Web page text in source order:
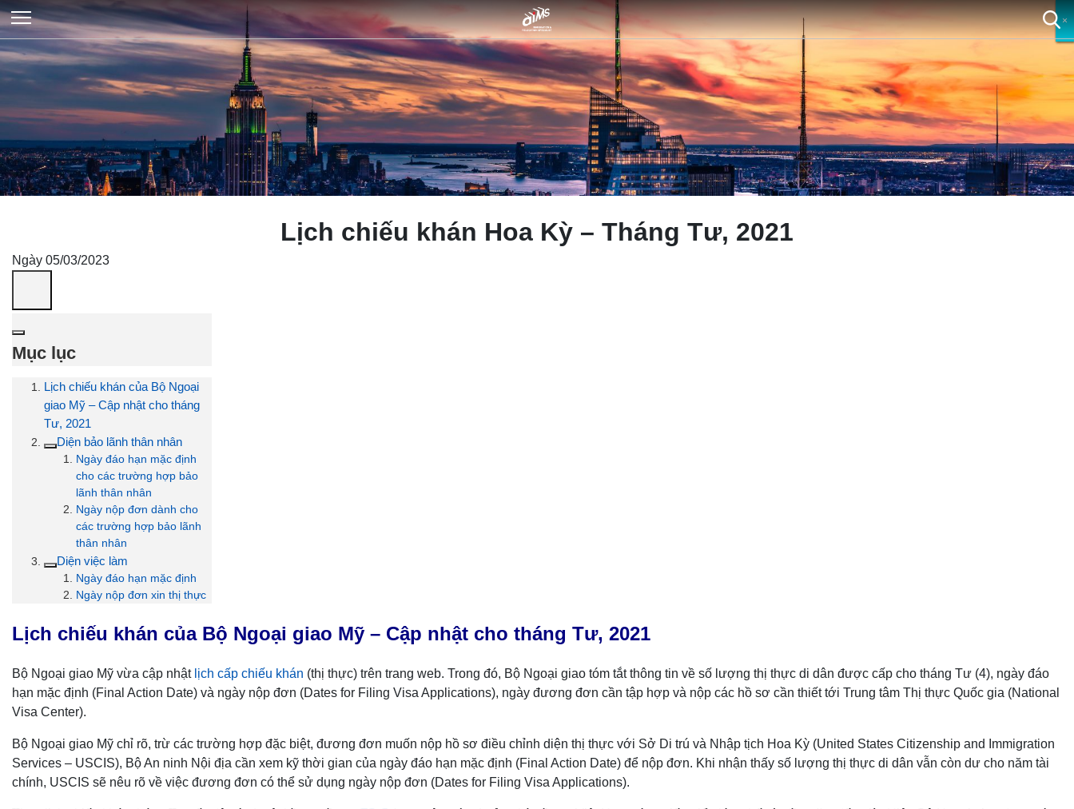
Lịch chiếu khán Hoa Kỳ – Tháng Tư, 2021
Ngày 05/03/2023
Mục lục
Lịch chiếu khán của Bộ Ngoại
giao Mỹ – Cập nhật cho tháng
Tư, 2021
Diện bảo lãnh thân nhân
Ngày đáo hạn mặc định
cho các trường hợp bảo
lãnh thân nhân
Ngày nộp đơn dành cho
các trường hợp bảo lãnh
thân nhân
Diện việc làm
Ngày đáo hạn mặc định
Ngày nộp đơn xin thị thực
Lịch chiếu khán của Bộ Ngoại giao Mỹ – Cập nhật cho tháng Tư, 2021
Bộ Ngoại giao Mỹ vừa cập nhật lịch cấp chiếu khán (thị thực) trên trang web. Trong đó, Bộ Ngoại giao tóm tắt thông tin về số lượng thị thực di dân được cấp cho tháng Tư (4), ngày đáo
hạn mặc định (Final Action Date) và ngày nộp đơn (Dates for Filing Visa Applications), ngày đương đơn cần tập hợp và nộp các hồ sơ cần thiết tới Trung tâm Thị thực Quốc gia (National
Visa Center).
Bộ Ngoại giao Mỹ chỉ rõ, trừ các trường hợp đặc biệt, đương đơn muốn nộp hồ sơ điều chỉnh diện thị thực với Sở Di trú và Nhập tịch Hoa Kỳ (United States Citizenship and Immigration
Services – USCIS), Bộ An ninh Nội địa cần xem kỹ thời gian của ngày đáo hạn mặc định (Final Action Date) để nộp đơn. Khi nhận thấy số lượng thị thực di dân vẫn còn dư cho năm tài
chính, USCIS sẽ nêu rõ về việc đương đơn có thể sử dụng ngày nộp đơn (Dates for Filing Visa Applications).
×
×
×
×